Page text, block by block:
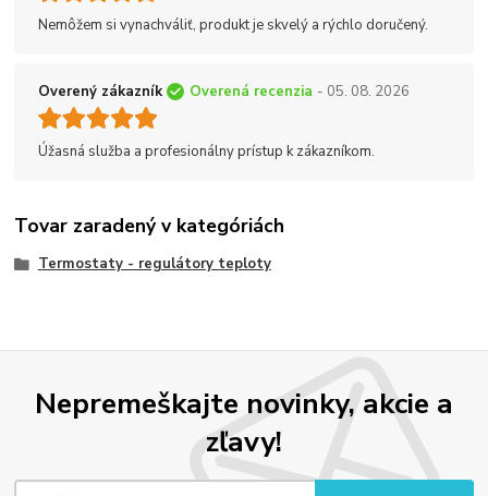
Nemôžem si vynachváliť, produkt je skvelý a rýchlo doručený.
Overený zákazník Overená recenzia - 05. 08. 2026
Úžasná služba a profesionálny prístup k zákazníkom.
Tovar zaradený v kategóriách
Termostaty - regulátory teploty
Nepremeškajte novinky, akcie a
zľavy!